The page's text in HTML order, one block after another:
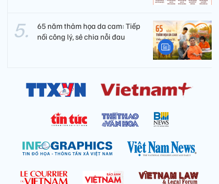
65 năm thảm họa da cam: Tiếp
nối công lý, sẻ chia nỗi đau